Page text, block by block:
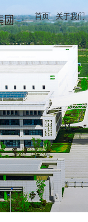
首页 关于我们